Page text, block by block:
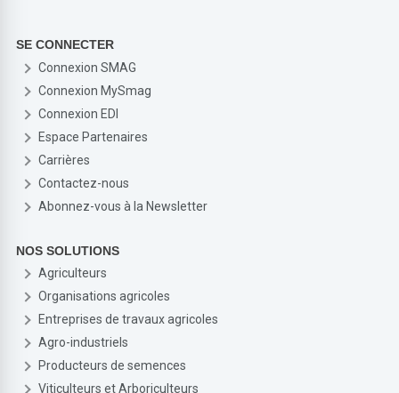
SE CONNECTER
Connexion SMAG
Connexion MySmag
Connexion EDI
Espace Partenaires
Carrières
Contactez-nous
Abonnez-vous à la Newsletter
NOS SOLUTIONS
Agriculteurs
Organisations agricoles
Entreprises de travaux agricoles
Agro-industriels
Producteurs de semences
Viticulteurs et Arboriculteurs